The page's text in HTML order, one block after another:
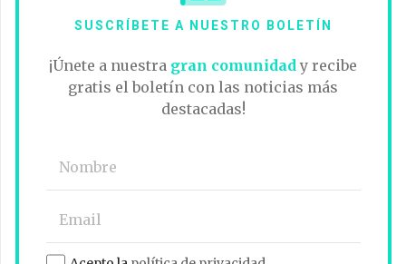
SUSCRÍBETE A NUESTRO BOLETÍN
¡Únete a nuestra gran comunidady recibe
gratis el boletín con las noticias más
destacadas!